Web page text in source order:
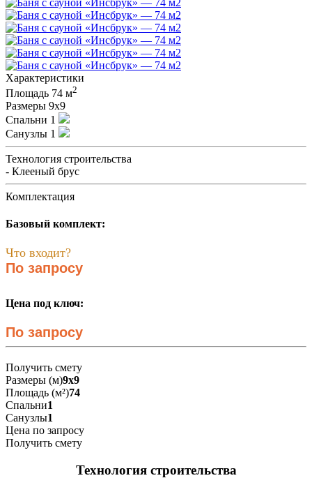
Характеристики
Площадь 74 м2
Размеры 9х9
Спальни 1
Санузлы 1
Технология строительства
- Клееный брус
Комплектация
Базовый комплект:
Что входит?
По запросу
Цена под ключ:
По запросу
Получить смету
Размеры (м)9х9
Площадь (м²)74
Спальни1
Санузлы1
Цена по запросу
Получить смету
Технология строительства